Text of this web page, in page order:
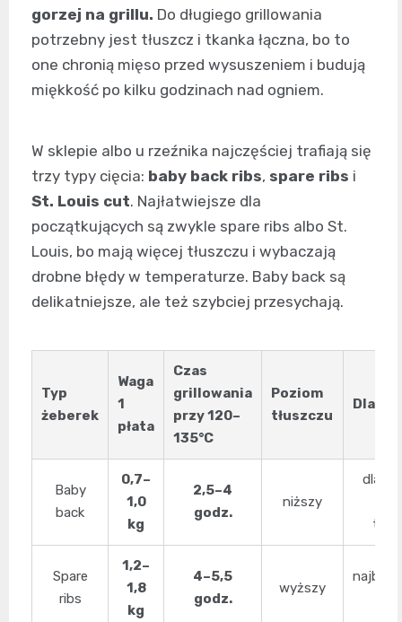
gorzej na grillu. Do długiego grillowania
potrzebny jest tłuszcz i tkanka łączna, bo to
one chronią mięso przed wysuszeniem i budują
miękkość po kilku godzinach nad ogniem.
W sklepie albo u rzeźnika najczęściej trafiają się
trzy typy cięcia: baby back ribs, spare ribs i
St. Louis cut. Najłatwiejsze dla
początkujących są zwykle spare ribs albo St.
Louis, bo mają więcej tłuszczu i wybaczają
drobne błędy w temperaturze. Baby back są
delikatniejsze, ale też szybciej przesychają.
Typ
żeberek
Waga
1
płata
Czas
grillowania
przy 120–
135°C
Poziom
tłuszczu
Dla
Baby
back
0,7–
1,0
kg
2,5–4
godz.
niższy
dla
Spare
ribs
1,2–
1,8
kg
4–5,5
godz.
wyższy